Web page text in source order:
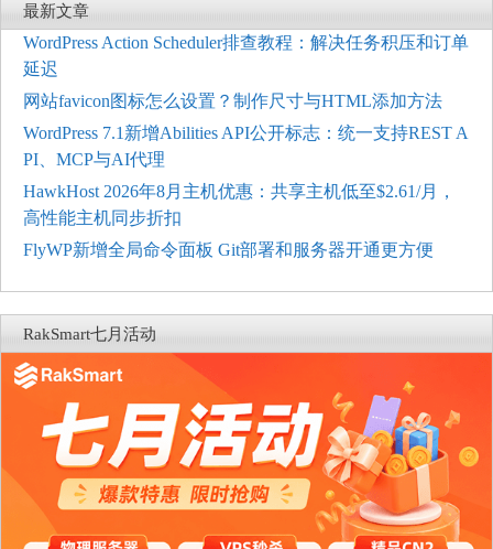
最新文章
WordPress Action Scheduler排查教程：解决任务积压和订单
延迟
网站favicon图标怎么设置？制作尺寸与HTML添加方法
WordPress 7.1新增Abilities API公开标志：统一支持REST A
PI、MCP与AI代理
HawkHost 2026年8月主机优惠：共享主机低至$2.61/月，
高性能主机同步折扣
FlyWP新增全局命令面板 Git部署和服务器开通更方便
RakSmart七月活动